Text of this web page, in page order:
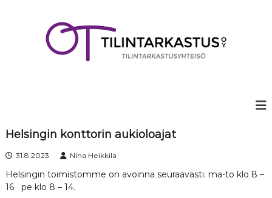
B
l
Helsingin konttorin aukioloajat
31.8.2023 Nina Heikkilä
Helsingin toimistomme on avoinna seuraavasti: ma-to klo 8 –
16 pe klo 8 – 14.